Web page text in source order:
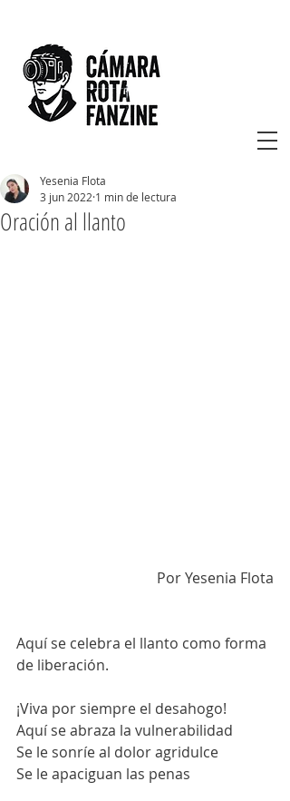
Oración al llanto
Yesenia Flota
3 jun 2022 1 min de lectura
Por Yesenia Flota
Aquí se celebra el llanto como forma
de liberación.
¡Viva por siempre el desahogo!
Aquí se abraza la vulnerabilidad
Se le sonríe al dolor agridulce
Se le apaciguan las penas